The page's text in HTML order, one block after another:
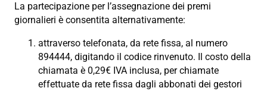
La partecipazione per l’assegnazione dei premi
giornalieri è consentita alternativamente:
attraverso telefonata, da rete fissa, al numero
894444, digitando il codice rinvenuto. Il costo della
chiamata è 0,29€ IVA inclusa, per chiamate
effettuate da rete fissa dagli abbonati dei gestori